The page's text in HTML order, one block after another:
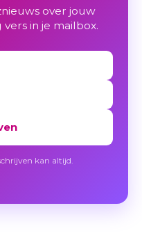
over jouw
vers in je mailbox.
kan altijd.